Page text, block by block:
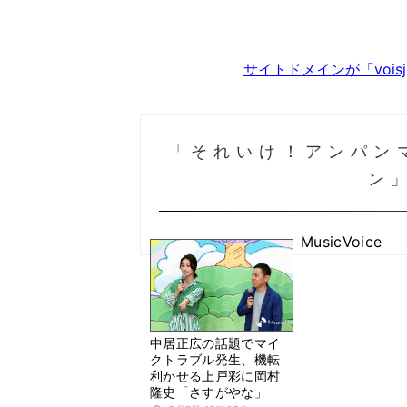
サイトドメインが「
「それいけ！アンパ
ン
中居正広の話題でマイ
クトラブル発生、機転
利かせる上戸彩に岡村
隆史「さすがやな」
MusicVoice